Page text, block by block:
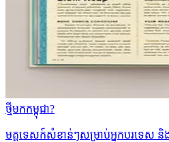
ថ្មីមកកម្ពុជា?
មគ្គុទេសក៍សំខាន់ៗសម្រាប់អ្នកបរទេស និ